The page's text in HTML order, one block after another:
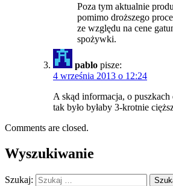
Poza tym aktualnie
pomimo droższego
ze względu na cene
spożywki.
pablo pisze:
4 września 2013 o 12:24
A skąd informacja, o
tak było byłaby 3-krotnie
Comments are closed.
Wyszukiwanie
Szukaj: